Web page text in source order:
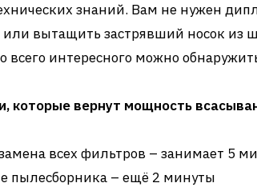
знаний. Вам не нужен
вытащить застрявший носок из
всего интересного можно
которые вернут мощность
всех фильтров – занимает 5
пылесборника – ещё 2 минуты